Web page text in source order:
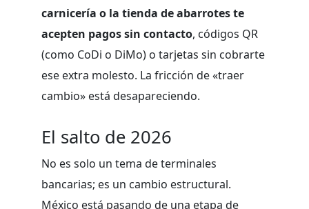
carnicería o la tienda de abarrotes te
acepten pagos sin contacto, códigos QR
(como CoDi o DiMo) o tarjetas sin cobrarte
ese extra molesto. La fricción de «traer
cambio» está desapareciendo.
El salto de 2026
No es solo un tema de terminales
bancarias; es un cambio estructural.
México está pasando de una etapa de